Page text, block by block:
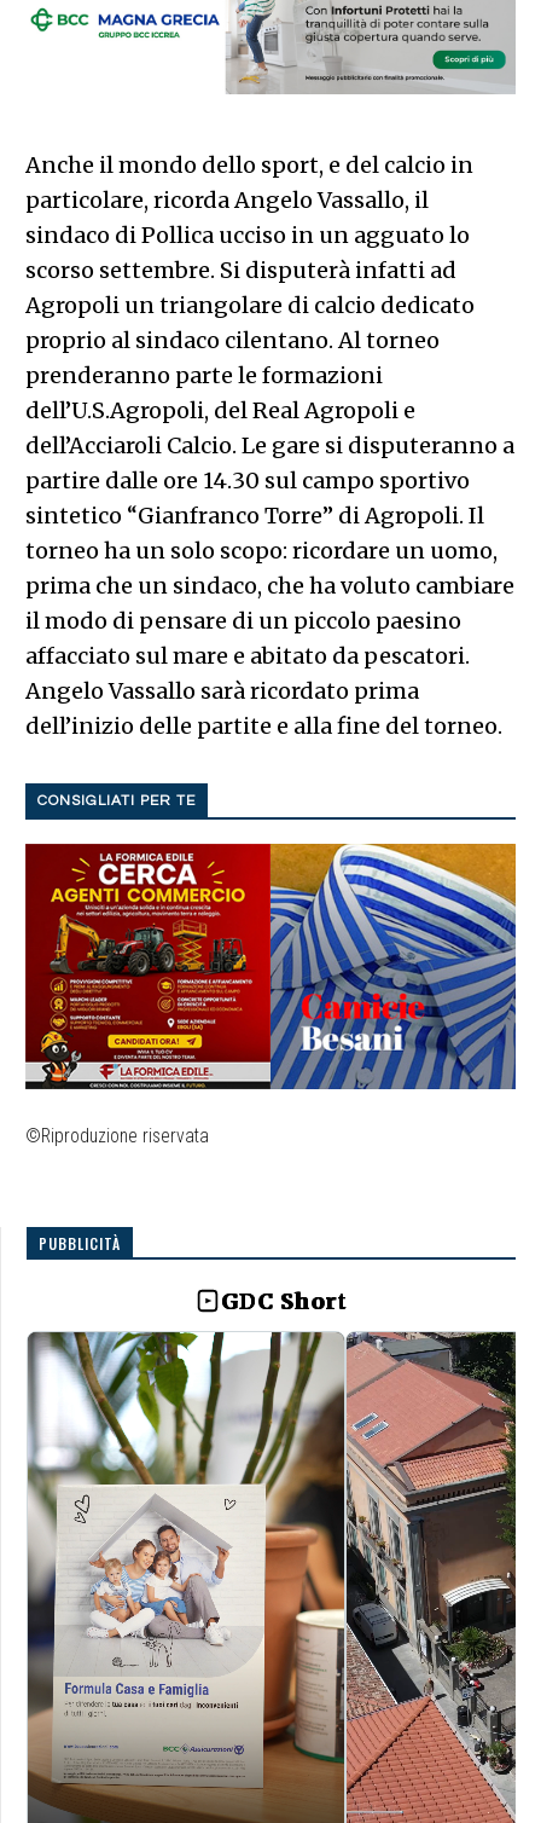
Anche il mondo dello sport, e del calcio in
particolare, ricorda Angelo Vassallo, il
sindaco di Pollica ucciso in un agguato lo
scorso settembre. Si disputerà infatti ad
Agropoli un triangolare di calcio dedicato
proprio al sindaco cilentano. Al torneo
prenderanno parte le formazioni
dell’U.S.Agropoli, del Real Agropoli e
dell’Acciaroli Calcio. Le gare si disputeranno a
partire dalle ore 14.30 sul campo sportivo
sintetico “Gianfranco Torre” di Agropoli. Il
torneo ha un solo scopo: ricordare un uomo,
prima che un sindaco, che ha voluto cambiare
il modo di pensare di un piccolo paesino
affacciato sul mare e abitato da pescatori.
Angelo Vassallo sarà ricordato prima
dell’inizio delle partite e alla fine del torneo.
CONSIGLIATI PER TE
©Riproduzione riservata
PUBBLICITÀ
GDC Short